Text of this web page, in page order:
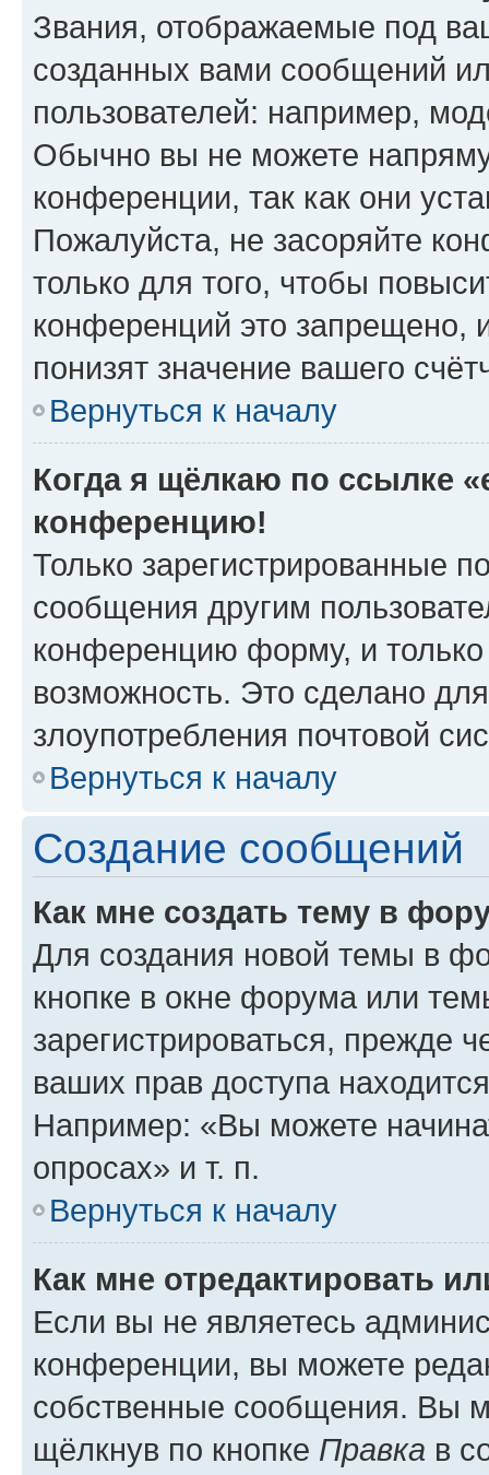
Звания, отображаемые под
созданных вами сообщений
пользователей: например,
Обычно вы не можете
конференции, так как они
Пожалуйста, не засоряйте
только для того, чтобы
конференций это запрещено,
понизят значение вашего
Вернуться к началу
Когда я щёлкаю по ссылке
конференцию!
Только зарегистрированные
сообщения другим
конференцию форму, и
возможность. Это сделано
злоупотребления почтовой
Вернуться к началу
Создание сообщений
Как мне создать тему в
Для создания новой темы в
кнопке в окне форума или
зарегистрироваться, прежде
ваших прав доступа
Например: «Вы можете
опросах» и т. п.
Вернуться к началу
Как мне отредактировать
Если вы не являетесь
конференции, вы можете
собственные сообщения. Вы
щёлкнув по кнопке Правка в